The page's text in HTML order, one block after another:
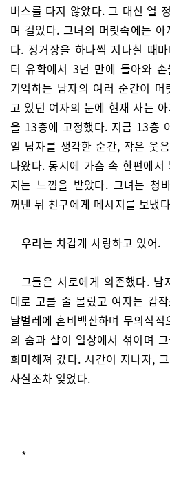
버스를 타지 않았다. 그 대신 열
며 걸었다. 그녀의 머릿속에는
다. 정거장을 하나씩 지나칠 때
터 유학에서 3년 만에 돌아와
기억하는 남자의 여러 순간이
고 있던 여자의 눈에 현재 사는
을 13층에 고정했다. 지금 13층
일 남자를 생각한 순간, 작은 웃
나왔다. 동시에 가슴 속 한편에
지는 느낌을 받았다. 그녀는 청
꺼낸 뒤 친구에게 메시지를 보냈
우리는 차갑게 사랑하고 있어.
그들은 서로에게 의존했다.
대로 고를 줄 몰랐고 여자는 갑
날벌레에 혼비백산하며 무의식
의 숨과 살이 일상에서 섞이며
희미해져 갔다. 시간이 지나자,
사실조차 잊었다.
*